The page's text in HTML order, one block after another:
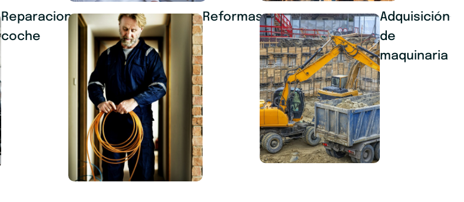
Reparaciones
coche
Reformas
Adquisición
de
maquinaria